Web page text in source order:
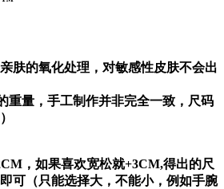
肤的氧化处理，对敏感性皮肤不会出
重量，手工制作并非完全一致，尺码
，如果喜欢宽松就+3CM,得出的尺
可（只能选择大，不能小，例如手腕